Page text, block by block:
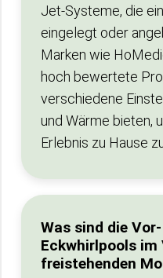
Jet-Systeme, die
eingelegt oder
Marken wie
hoch bewertete
verschiedene
und Wärme bieten,
Erlebnis zu Hause
Was sind die
Eckwhirlpools im
freistehenden